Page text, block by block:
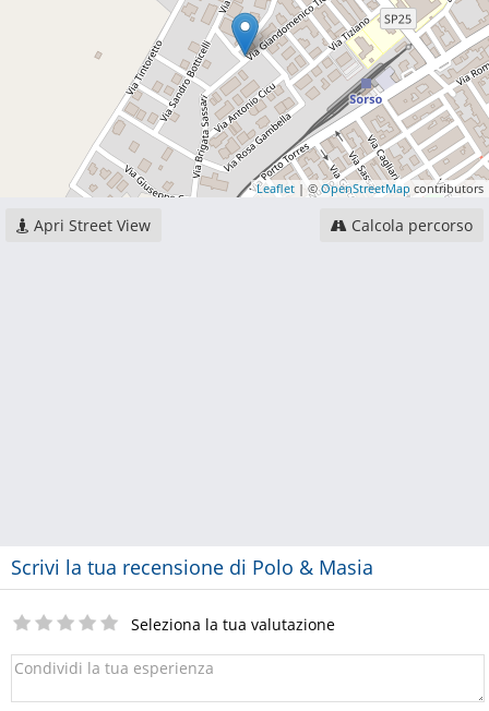
Leaflet | ©OpenStreetMap contributors
Apri Street View Calcola percorso
Scrivi la tua recensione di Polo & Masia
Seleziona la tua valutazione